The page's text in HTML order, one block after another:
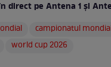
direct pe Antena 1 și
campionatul
world cup 2026